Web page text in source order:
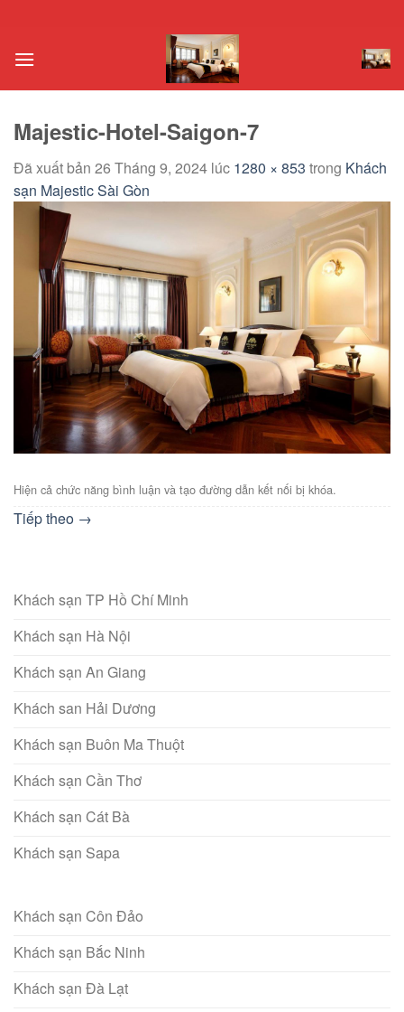
nội
Majestic-Hotel-Saigon-7
Đã xuất bản 26 Tháng 9, 2024 lúc 1280 × 853 trong Khách
sạn Majestic Sài Gòn
Hiện cả chức năng bình luận và tạo đường dẫn kết nối bị khóa.
Tiếp theo →
Khách sạn TP Hồ Chí Minh
Khách sạn Hà Nội
Khách sạn An Giang
Khách san Hải Dương
Khách sạn Buôn Ma Thuột
Khách sạn Cần Thơ
Khách sạn Cát Bà
Khách sạn Sapa
Khách sạn Côn Đảo
Khách sạn Bắc Ninh
Khách sạn Đà Lạt